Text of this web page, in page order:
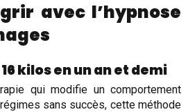
avec l’hypnose
kilos en un an et demi
qui modifie un comportement
sans succès, cette méthode